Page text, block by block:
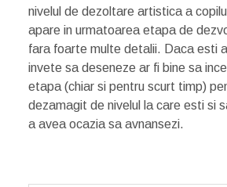
nivelul de dezoltare artistica a
apare in urmatoarea etapa de
fara foarte multe detalii. Daca esti
invete sa deseneze ar fi bine sa
etapa (chiar si pentru scurt timp)
dezamagit de nivelul la care esti si
a avea ocazia sa avnansezi.